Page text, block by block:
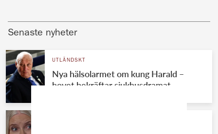
Senaste nyheter
UTLÄNDSKT
Nya hälsolarmet om kung Harald –
hovet bekräftar sjukhusdramat